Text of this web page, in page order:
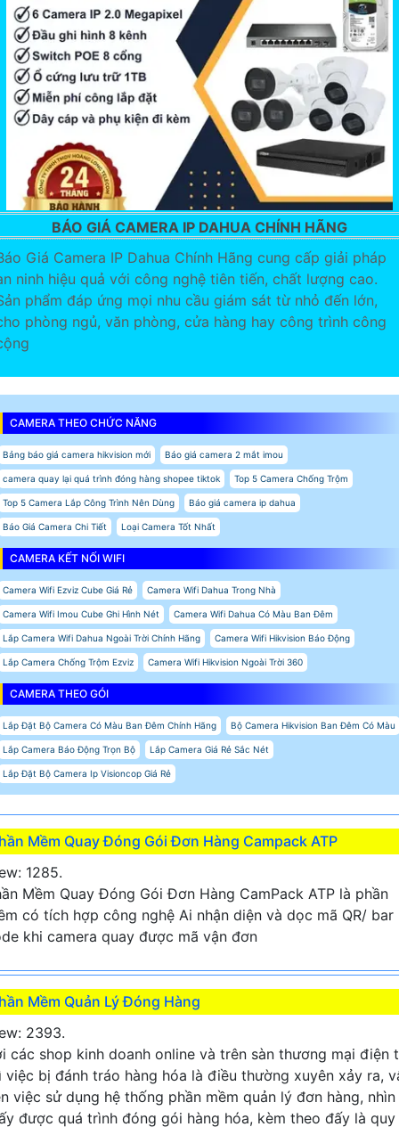
BÁO GIÁ CAMERA IP DAHUA CHÍNH HÃNG
Giá Camera IP Dahua Chính Hãng cung cấp giải pháp
ninh hiệu quả với công nghệ tiên tiến, chất lượng cao.
phẩm đáp ứng mọi nhu cầu giám sát từ nhỏ đến lớn,
phòng ngủ, văn phòng, cửa hàng hay công trình công
CAMERA THEO CHỨC NĂNG
Bảng báo giá camera hikvision mới Báo giá camera 2 mắt imou
camera quay lại quá trình đóng hàng shopee tiktok Top 5 Camera Chống Trộm
Top 5 Camera Lắp Công Trình Nên Dùng Báo giá camera ip dahua
Báo Giá Camera Chi Tiết Loại Camera Tốt Nhất
CAMERA KẾT NỐI WIFI
Camera Wifi Ezviz Cube Giá Rẻ Camera Wifi Dahua Trong Nhà
Camera Wifi Imou Cube Ghi Hình Nét Camera Wifi Dahua Có Màu Ban Đêm
Lắp Camera Wifi Dahua Ngoài Trời Chính Hãng Camera Wifi Hikvision Báo Động
Lắp Camera Chống Trộm Ezviz Camera Wifi Hikvision Ngoài Trời 360
CAMERA THEO GÓI
Lắp Đặt Bộ Camera Có Màu Ban Đêm Chính Hãng Bộ Camera Hikvision Ban Đêm Có Màu
Lắp Camera Báo Động Trọn Bộ Lắp Camera Giá Rẻ Sắc Nét
Lắp Đặt Bộ Camera Ip Visioncop Giá Rẻ
Mềm Quay Đóng Gói Đơn Hàng Campack ATP
1285.
Mềm Quay Đóng Gói Đơn Hàng CamPack ATP là phần
có tích hợp công nghệ Ai nhận diện và dọc mã QR/ bar
khi camera quay được mã vận đơn
Mềm Quản Lý Đóng Hàng
2393.
các shop kinh doanh online và trên sàn thương mại điện
việc bị đánh tráo hàng hóa là điều thường xuyên xảy ra,
việc sử dụng hệ thống phần mềm quản lý đơn hàng, nhìn
được quá trình đóng gói hàng hóa, kèm theo đấy là quy